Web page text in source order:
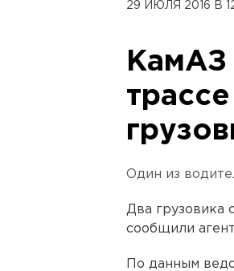
29 ИЮЛЯ 2016 В
КамАЗ
Один из
Два грузовика
сообщили
По данным